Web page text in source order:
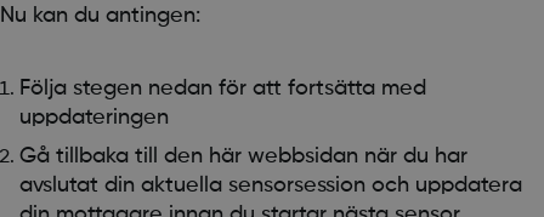
Nu kan du antingen:
Följa stegen nedan för att fortsätta med
uppdateringen
Gå tillbaka till den här webbsidan när du har
avslutat din aktuella sensorsession och uppdatera